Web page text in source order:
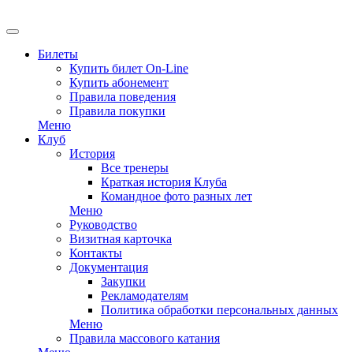
Билеты
Купить билет On-Line
Купить абонемент
Правила поведения
Правила покупки
Меню
Клуб
История
Все тренеры
Краткая история Клуба
Командное фото разных лет
Меню
Руководство
Визитная карточка
Контакты
Документация
Закупки
Рекламодателям
Политика обработки персональных данных
Меню
Правила массового катания